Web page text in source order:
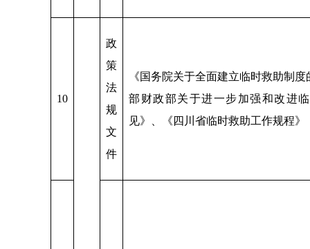
10
政
策
法
规
文
件
《国务院关于全面建立临时救助制
部财政部关于进一步加强和改进
见》、《四川省临时救助工作规程》